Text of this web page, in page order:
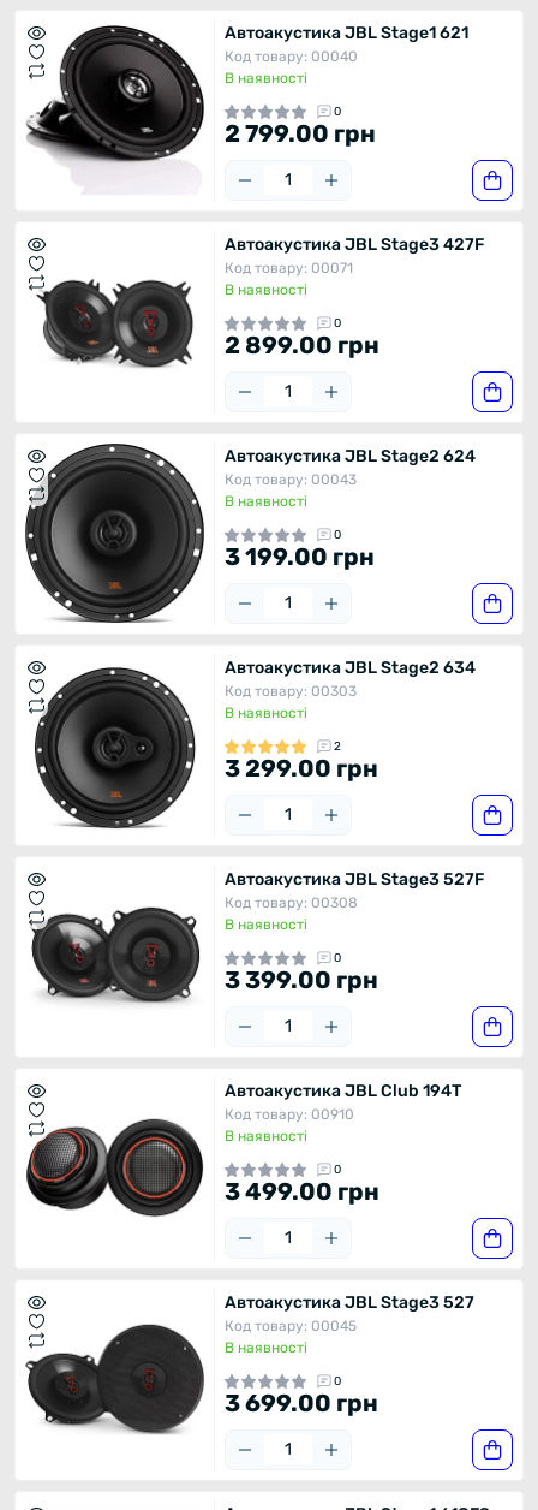
Автоакустика JBL Stage1 621
Код товару: 00040
В наявності
0
2 799.00 грн
Автоакустика JBL Stage3 427F
Код товару: 00071
В наявності
0
2 899.00 грн
Автоакустика JBL Stage2 624
Код товару: 00043
В наявності
0
3 199.00 грн
Автоакустика JBL Stage2 634
Код товару: 00303
В наявності
2
3 299.00 грн
Автоакустика JBL Stage3 527F
Код товару: 00308
В наявності
0
3 399.00 грн
Автоакустика JBL Club 194T
Код товару: 00910
В наявності
0
3 499.00 грн
Автоакустика JBL Stage3 527
Код товару: 00045
В наявності
0
3 699.00 грн